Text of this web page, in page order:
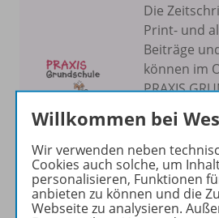
Die
Print- und
Beiträge
können im
PRAXIS
kostenlos
für
Jetzt
Probelesen
Willkommen bei
Wir verwenden neben
Cookies auch solche, um
personalisieren, Funktionen
anbieten zu können und die
Webseite zu analysieren.